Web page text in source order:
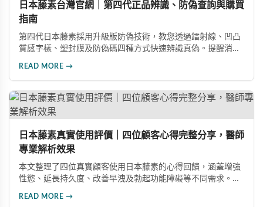
日本藤素台灣官網｜第四代正品辨識、防偽查詢與購買
指南
第四代日本藤素採用升級版防偽技術，教您透過鐳射線、凹凸
質感字樣、塑封膜及防偽碼四種方式快速辨識真偽。提醒消費
READ MORE →
日本藤素真實使用評價｜四位顧客心得完整分享，醫師
專業解析效果
本文整理了四位真實顧客使用日本藤素的心得回饋，涵蓋增強
性慾、延長持久度、改善早洩及勃起功能障礙等不同需求。多
READ MORE →